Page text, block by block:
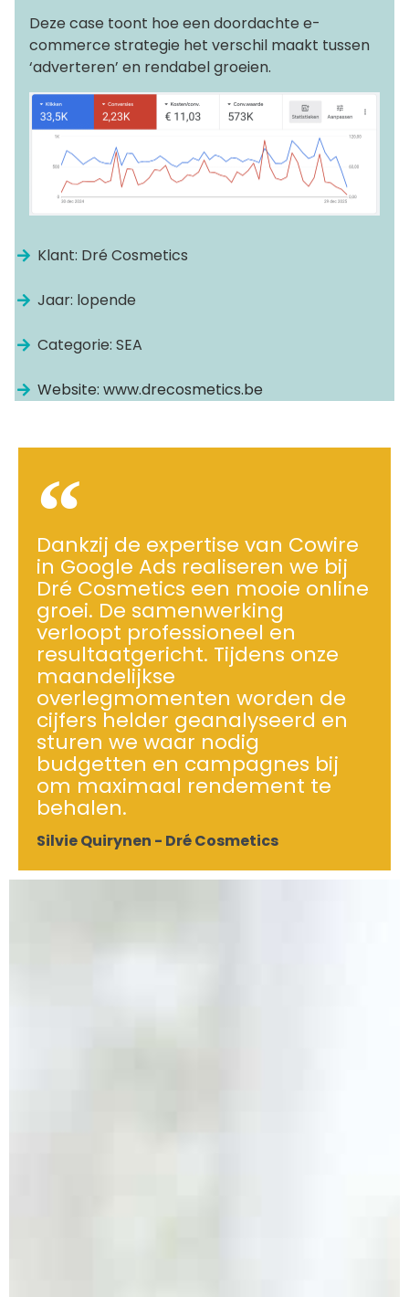
Deze case toont hoe een doordachte e-
commerce strategie het verschil maakt tussen
‘adverteren’ en rendabel groeien.
Klant: Dré Cosmetics
Jaar: lopende
Categorie: SEA
Website: www.drecosmetics.be
Dankzij de expertise van Cowire
in Google Ads realiseren we bij
Dré Cosmetics een mooie online
groei. De samenwerking
verloopt professioneel en
resultaatgericht. Tijdens onze
maandelijkse
overlegmomenten worden de
cijfers helder geanalyseerd en
sturen we waar nodig
budgetten en campagnes bij
om maximaal rendement te
behalen.
Silvie Quirynen - Dré Cosmetics